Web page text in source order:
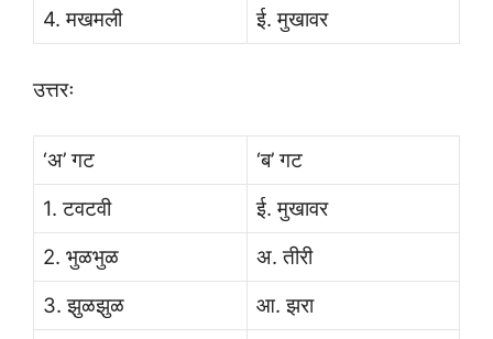
4. मखमली
ई. मुखावर
उत्तरः
‘अ’ गट
‘ब’ गट
1. टवटवी
ई. मुखावर
2. भुळभुळ
अ. तीरी
3. झुळझुळ
आ. झरा